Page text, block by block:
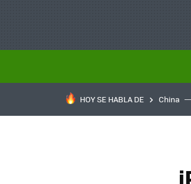
HOY SE HABLA DE China